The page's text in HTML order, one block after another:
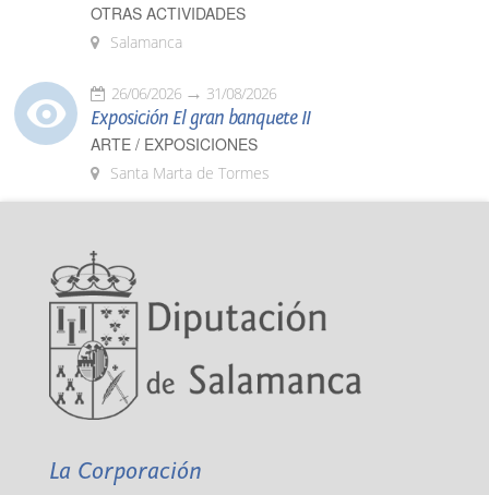
OTRAS ACTIVIDADES
Salamanca
26/06/2026 31/08/2026
Exposición El gran banquete II
ARTE / EXPOSICIONES
Santa Marta de Tormes
La Corporación